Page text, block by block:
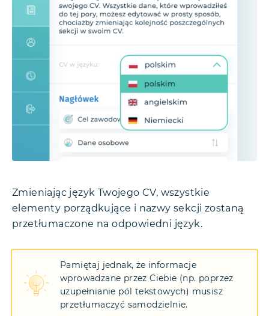
Zmieniając język Twojego CV, wszystkie
elementy porządkujące i nazwy sekcji zostaną
przetłumaczone na odpowiedni język.
Pamiętaj jednak, że informacje
wprowadzane przez Ciebie (np. poprzez
uzupełnianie pól tekstowych) musisz
przetłumaczyć samodzielnie.